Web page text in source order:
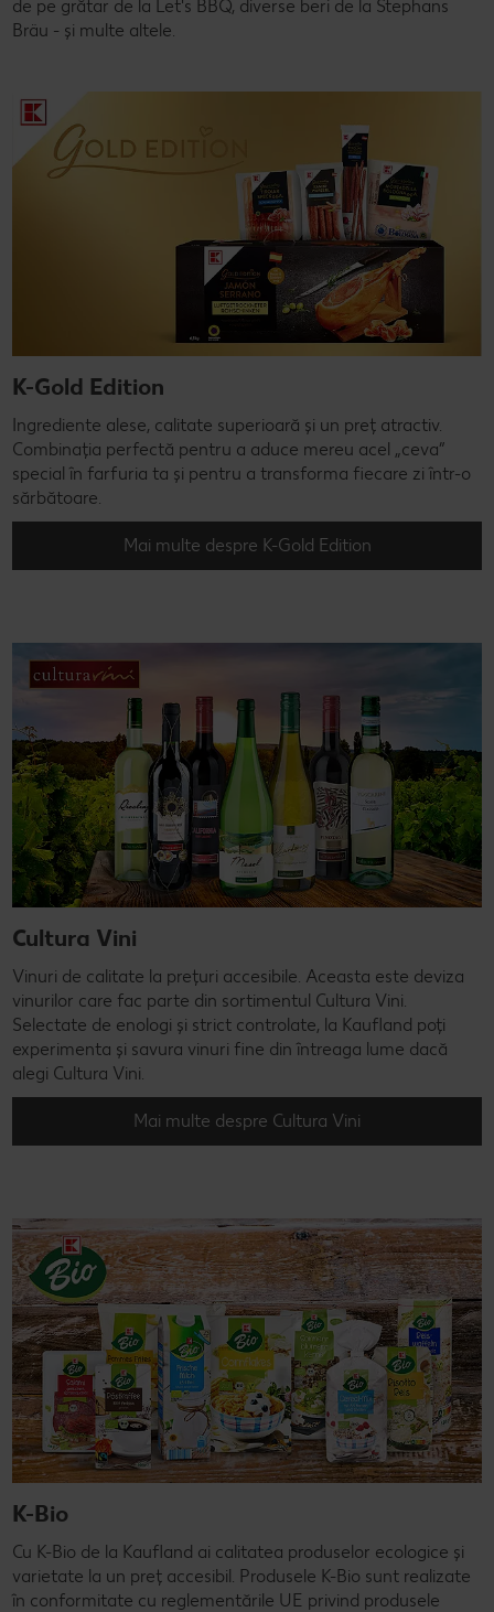
Click & Reserve
de pe grătar de la Let's BBQ, diverse beri de la Stephans
Bräu - și multe altele.
K-Gold Edition
Ingrediente alese, calitate superioară și un preț atractiv.
Combinația perfectă pentru a aduce mereu acel „ceva”
special în farfuria ta și pentru a transforma fiecare zi într-o
sărbătoare.
Mai multe despre K-Gold Edition
Cultura Vini
Vinuri de calitate la prețuri accesibile. Aceasta este deviza
vinurilor care fac parte din sortimentul Cultura Vini.
Selectate de enologi și strict controlate, la Kaufland poți
experimenta și savura vinuri fine din întreaga lume dacă
alegi Cultura Vini.
Mai multe despre Cultura Vini
K-Bio
Cu K-Bio de la Kaufland ai calitatea produselor ecologice și
varietate la un preț accesibil. Produsele K-Bio sunt realizate
în conformitate cu reglementările UE privind produsele